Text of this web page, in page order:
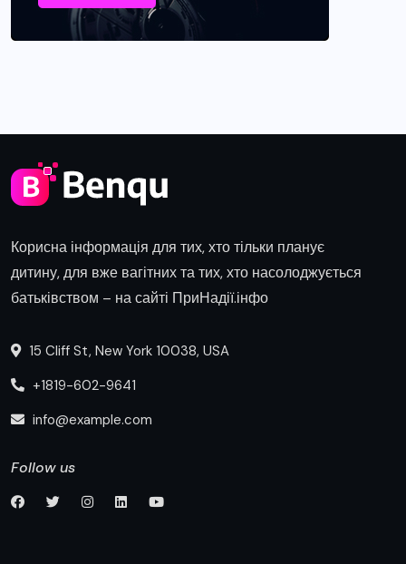
Корисна інформація для тих, хто тільки планує
дитину, для вже вагітних та тих, хто насолоджується
батьківством – на сайті ПриНадії.інфо
15 Cliff St, New York 10038, USA
+1819-602-9641
info@example.com
Follow us